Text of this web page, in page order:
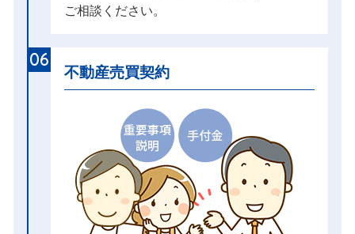
ご相談ください。
06
不動産売買契約